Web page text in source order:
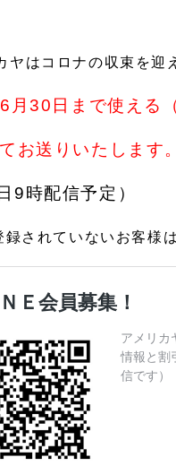
ヤはコロナの収束を迎
月30日まで使える
お送りいたします。
9時配信予定）
録されていないお客様